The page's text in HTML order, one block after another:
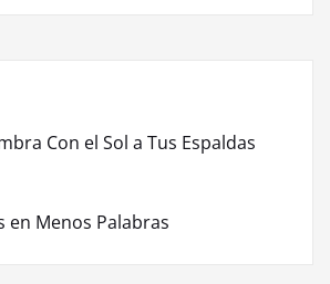
Con el Sol a Tus Espaldas
en Menos Palabras